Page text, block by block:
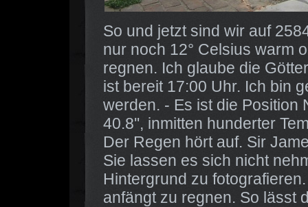
So und jetzt sind wir auf
nur noch 12° Celsius warm
regnen. Ich glaube die
ist bereit 17:00 Uhr. Ich bin
werden. - Es ist die Position
40.8'', inmitten hunderter
Der Regen hört auf. Sir
Sie lassen es sich nicht
Hintergrund zu
anfängt zu regnen. So lässt